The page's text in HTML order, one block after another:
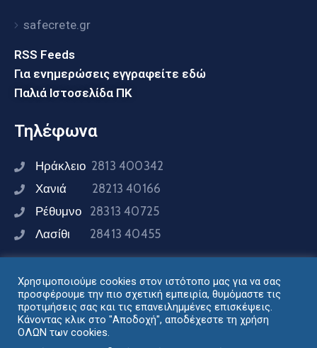
safecrete.gr
RSS Feeds
Για ενημερώσεις εγγραφείτε εδώ
Παλιά Ιστοσελίδα ΠΚ
Τηλέφωνα
Ηράκλειο 2813 400342
Χανιά 28213 40166
Ρέθυμνο 28313 40725
Λασίθι 28413 40455
Συνδεθείτε μαζί μας
Σχεδιασμός - Ανάπτυξη: Διεύθυνση Ηλεκτρονικής
Χρησιμοποιούμε cookies στον ιστότοπο μας για να σας
προσφέρουμε την πιο σχετική εμπειρία, θυμόμαστε τις
προτιμήσεις σας και τις επανειλημμένες επισκέψεις.
Κάνοντας κλικ στο "Αποδοχή", αποδέχεστε τη χρήση
ΟΛΩΝ των cookies.